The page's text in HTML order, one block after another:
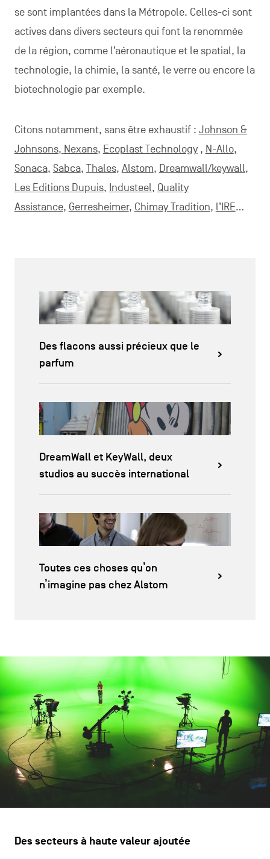
se sont implantées dans la Métropole. Celles-ci sont
actives dans divers secteurs qui font la renommée
de la région, comme l’aéronautique et le spatial, la
technologie, la chimie, la santé, le verre ou encore la
biotechnologie par exemple.
Citons notamment, sans être exhaustif : Johnson &
Johnsons, Nexans, Ecoplast Technology, N-Allo,
Sonaca, Sabca, Thales, Alstom, Dreamwall/keywall,
Les Editions Dupuis, Industeel, Quality
Assistance, Gerresheimer, Chimay Tradition, l’IRE…
Des flacons aussi précieux que le
parfum
DreamWall et KeyWall, deux
studios au succès international
Toutes ces choses qu’on
n’imagine pas chez Alstom
Des secteurs à haute valeur ajoutée